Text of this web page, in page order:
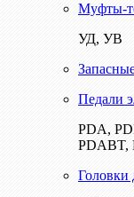
Муфты-
УД, УВ
Педали
PDA,
PDABT,
Головки